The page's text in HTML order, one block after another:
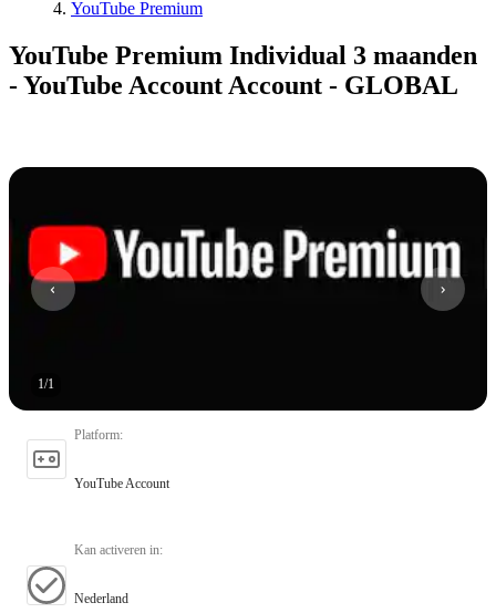
YouTube Premium
YouTube Premium Individual 3 maanden
- YouTube Account Account - GLOBAL
1/1
Platform:
YouTube Account
Kan activeren in:
Nederland